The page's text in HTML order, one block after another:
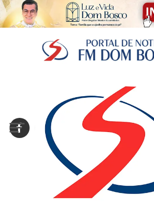
Sair da versão mobile